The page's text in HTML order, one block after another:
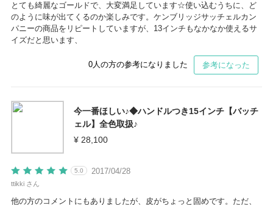
とても綺麗なゴールドで、大変満足しています☆使い込むうちに、ど
のように味が出てくるのか楽しみです。ケンブリッジサッチェルカン
パニーの商品をリピートしていますが、13インチもなかなか使えるサ
イズだと思います、
0人の方の参考になりました 参考になった
今一番ほしい♪◆ハンドルつき15インチ【バッチ
ェル】全色取扱♪
¥ 28,100
2017/04/28
5.0
ttikki さん
他の方のコメントにもありましたが、皮がちょっと固めです。ただ、